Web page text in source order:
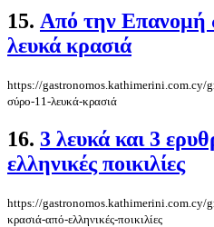
15. Από την Επανομή
λευκά κρασιά
https://gastronomos.kathimerini.com.cy/
σύρο-11-λευκά-κρασιά
16. 3 λευκά και 3
ελληνικές ποικιλίες
https://gastronomos.kathimerini.com.cy/
κρασιά-από-ελληνικές-ποικιλίες